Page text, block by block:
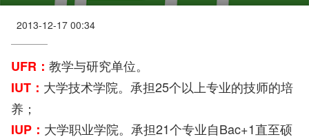
2013-12-17 00:34
UFR： 教学与研究单位。
IUT： 大学技术学院。承担25个以上专业的技师的培
养；
IUP： 大学职业学院。承担21个专业自Bac+1直至硕